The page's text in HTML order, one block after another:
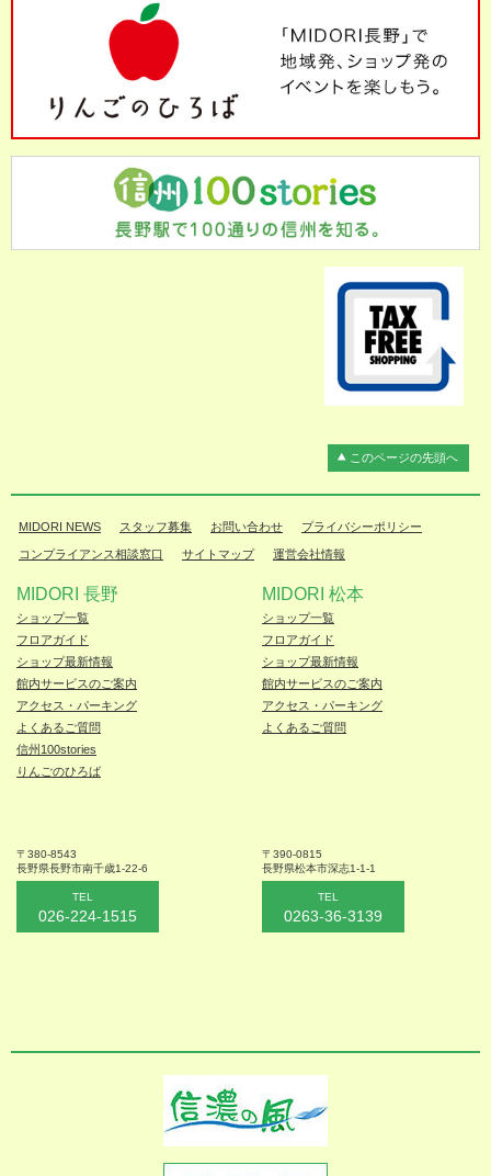
このページの先頭へ
MIDORI NEWS スタッフ募集 お問い合わせ プライバシーポリシー
コンプライアンス相談窓口 サイトマップ 運営会社情報
MIDORI 長野
ショップ一覧
フロアガイド
ショップ最新情報
館内サービスのご案内
アクセス・パーキング
よくあるご質問
信州100stories
りんごのひろば
〒380-8543
長野県長野市南千歳1-22-6
TEL
026-224-1515
MIDORI 松本
ショップ一覧
フロアガイド
ショップ最新情報
館内サービスのご案内
アクセス・パーキング
よくあるご質問
〒390-0815
長野県松本市深志1-1-1
TEL
0263-36-3139